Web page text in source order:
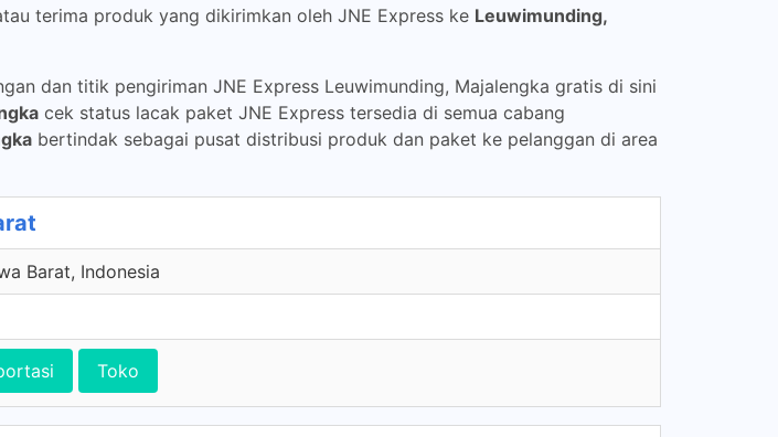
terima produk yang dikirimkan oleh JNE Express ke Leuwimunding,
dan titik pengiriman JNE Express Leuwimunding, Majalengka gratis di sini
cek status lacak paket JNE Express tersedia di semua cabang
bertindak sebagai pusat distribusi produk dan paket ke pelanggan di area
Barat, Indonesia
Toko